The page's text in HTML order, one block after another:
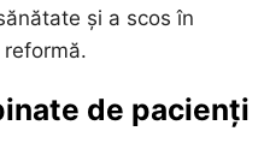
și a scos în
de pacienți